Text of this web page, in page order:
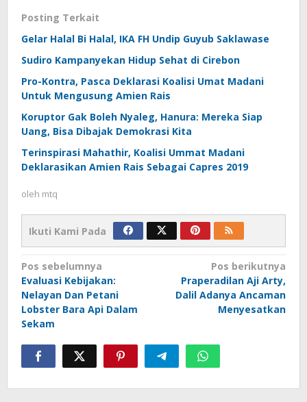
Posting Terkait
Gelar Halal Bi Halal, IKA FH Undip Guyub Saklawase
Sudiro Kampanyekan Hidup Sehat di Cirebon
Pro-Kontra, Pasca Deklarasi Koalisi Umat Madani
Untuk Mengusung Amien Rais
Koruptor Gak Boleh Nyaleg, Hanura: Mereka Siap
Uang, Bisa Dibajak Demokrasi Kita
Terinspirasi Mahathir, Koalisi Ummat Madani
Deklarasikan Amien Rais Sebagai Capres 2019
oleh mtq
Ikuti Kami Pada
Navigasi
pos
Pos sebelumnya
Evaluasi Kebijakan:
Nelayan Dan Petani
Lobster Bara Api Dalam
Sekam
Pos berikutnya
Praperadilan Aji Arty,
Dalil Adanya Ancaman
Menyesatkan